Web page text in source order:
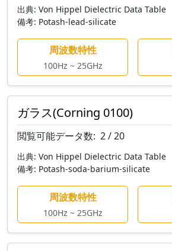
出典: Von Hippel Dielectric Data Table
備考: Potash-lead-silicate
周波数特性
100Hz ~ 25GHz
ガラス(Corning 0100)
閲覧可能データ数: 2 / 20
出典: Von Hippel Dielectric Data Table
備考: Potash-soda-barium-silicate
周波数特性
100Hz ~ 25GHz